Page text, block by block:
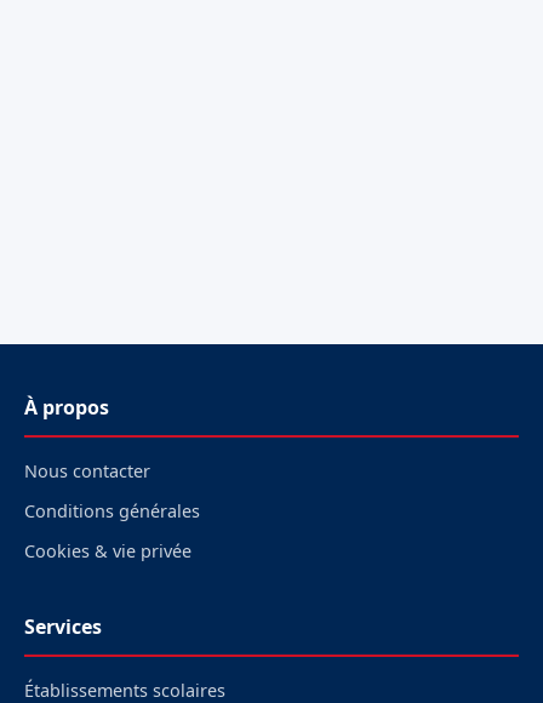
À propos
Nous contacter
Conditions générales
Cookies & vie privée
Services
Établissements scolaires